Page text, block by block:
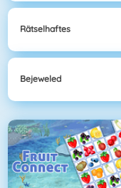
Rätselhaftes
Bejeweled